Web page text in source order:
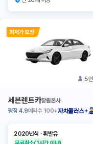
5인
세븐렌트카창원본사
평점 4.9예약수 100+자차플러스+
2020년식 ㆍ휘발유